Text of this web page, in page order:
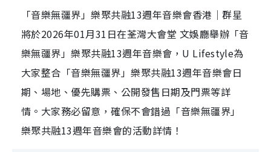
「音樂無疆界」樂聚共融13週年音樂會香港｜群星
將於2026年01月31日在荃灣大會堂 文娛廳舉辦「音
樂無疆界」樂聚共融13週年音樂會，U Lifestyle為
大家整合「音樂無疆界」樂聚共融13週年音樂會日
期、場地、優先購票、公開發售日期及門票等詳
情。大家務必留意，確保不會錯過「音樂無疆界」
樂聚共融13週年音樂會的活動詳情！